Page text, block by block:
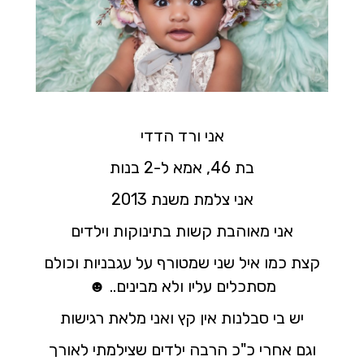
אני ורד הדדי
בת 46, אמא ל-2 בנות
אני צלמת משנת 2013
אני מאוהבת קשות בתינוקות וילדים
קצת כמו איל שני שמטורף על עגבניות וכולם
מסתכלים עליו ולא מבינים.. ☻
יש בי סבלנות אין קץ ואני מלאת רגישות
וגם אחרי כ"כ הרבה ילדים שצילמתי לאורך